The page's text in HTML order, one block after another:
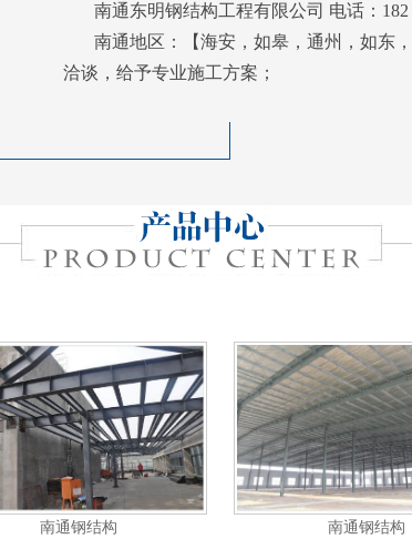
南通东明钢结构工程有限公司 电话：182
南通地区：【海安，如皋，通州，如东
洽谈，给予专业施工方案；
南通钢结构 南通钢结构